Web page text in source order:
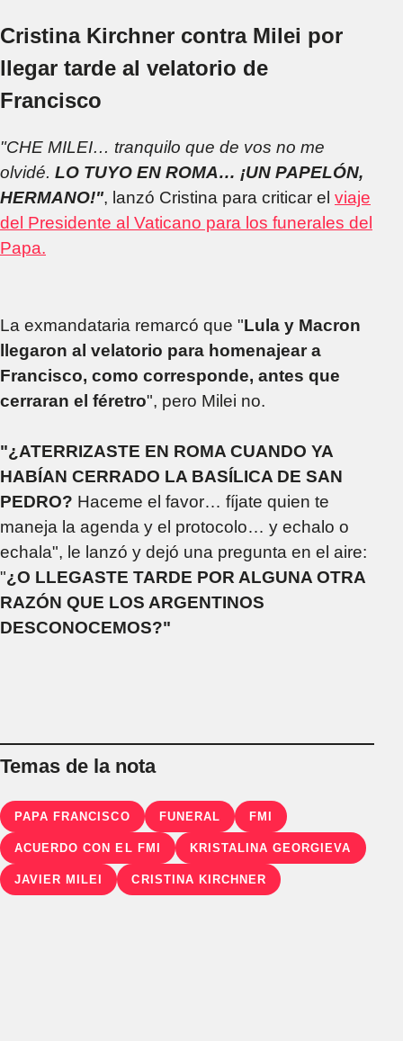
Cristina Kirchner contra Milei por
llegar tarde al velatorio de
Francisco
"CHE MILEI… tranquilo que de vos no me
olvidé. LO TUYO EN ROMA… ¡UN PAPELÓN,
HERMANO!", lanzó Cristina para criticar el viaje
del Presidente al Vaticano para los funerales del
Papa.
La exmandataria remarcó que "Lula y Macron
llegaron al velatorio para homenajear a
Francisco, como corresponde, antes que
cerraran el féretro", pero Milei no.
"¿ATERRIZASTE EN ROMA CUANDO YA
HABÍAN CERRADO LA BASÍLICA DE SAN
PEDRO? Haceme el favor… fíjate quien te
maneja la agenda y el protocolo… y echalo o
echala", le lanzó y dejó una pregunta en el aire:
"¿O LLEGASTE TARDE POR ALGUNA OTRA
RAZÓN QUE LOS ARGENTINOS
DESCONOCEMOS?"
Temas de la nota
PAPA FRANCISCO FUNERAL FMI
ACUERDO CON EL FMI KRISTALINA GEORGIEVA
JAVIER MILEI CRISTINA KIRCHNER